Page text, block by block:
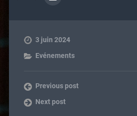
3 juin 2024
Evénements
Previous post
Next post